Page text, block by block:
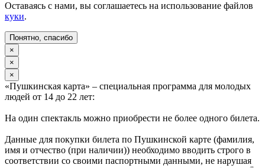
Оставаясь с нами, вы соглашаетесь на использование файлов
куки.
Понятно, спасибо
×
×
×
«Пушкинская карта» – специальная программа для молодых
людей от 14 до 22 лет:
На один спектакль можно приобрести не более одного билета.
Данные для покупки билета по Пушкинской карте (фамилия,
имя и отчество (при наличии)) необходимо вводить строго в
соответствии со своими паспортными данными, не нарушая